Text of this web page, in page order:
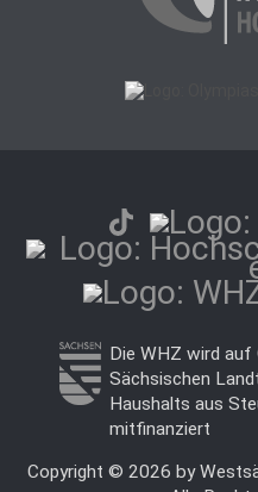
Die WHZ wird auf
Sächsischen
Haushalts aus
mitfinanziert
Copyright © 2026 by